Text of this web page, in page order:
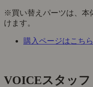
※買い替えパーツは、本
けます。
購入ページはこちら
VOICEスタッ